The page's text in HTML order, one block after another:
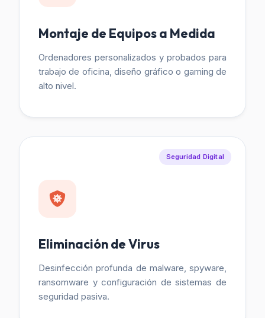
Montaje de Equipos a Medida
Ordenadores personalizados y probados para
trabajo de oficina, diseño gráfico o gaming de
alto nivel.
Seguridad Digital
Eliminación de Virus
Desinfección profunda de malware, spyware,
ransomware y configuración de sistemas de
seguridad pasiva.